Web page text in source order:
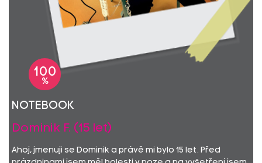
100
%
notebook
Dominik F. (15 let)
Ahoj, jmenuji se Dominik a právě mi bylo 15 let. Před